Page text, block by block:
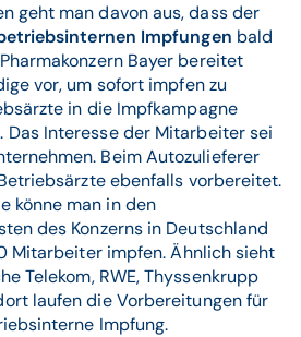
geht man davon aus, dass der
Impfungen bald
Bayer bereitet
vor, um sofort impfen zu
in die Impfkampagne
Das Interesse der Mitarbeiter sei
Beim Autozulieferer
ebenfalls vorbereitet.
könne man in den
des Konzerns in Deutschland
Mitarbeiter impfen. Ähnlich sieht
Telekom, RWE, Thyssenkrupp
laufen die Vorbereitungen für
Impfung.